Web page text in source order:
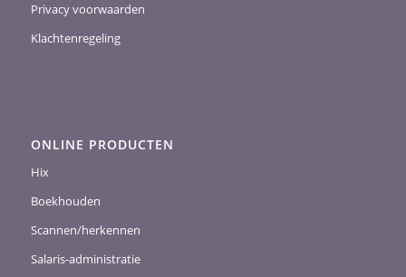
Privacy voorwaarden
Klachtenregeling
ONLINE PRODUCTEN
Hix
Boekhouden
Scannen/herkennen
Salaris-administratie